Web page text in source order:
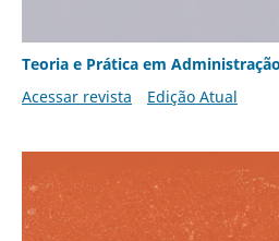
Teoria e Prática em Administração
Acessar revista
Edição Atual